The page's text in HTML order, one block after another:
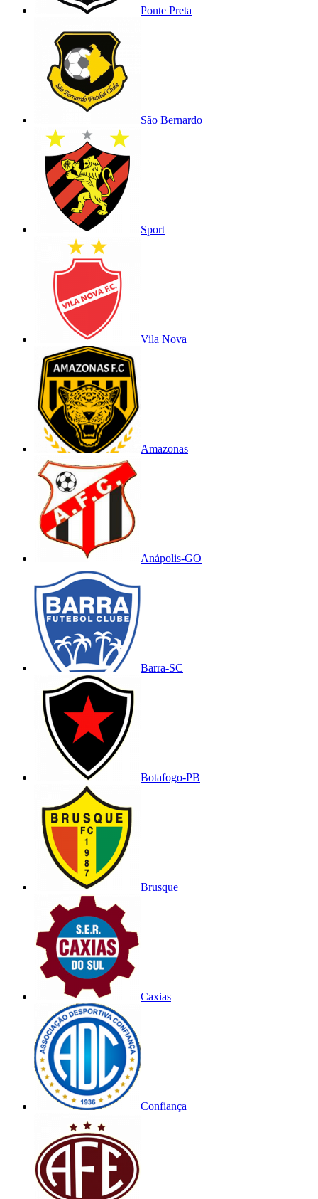
Ponte Preta
São Bernardo
Sport
Vila Nova
Amazonas
Anápolis-GO
Barra-SC
Botafogo-PB
Brusque
Caxias
Confiança